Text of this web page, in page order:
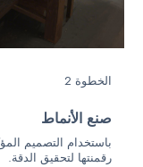
الخطوة 2
صنع الأنماط
باستخدام التصميم
رقمنتها لتحقيق الدقة.